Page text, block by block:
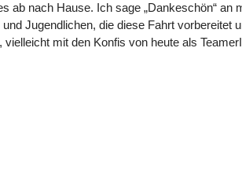
ab nach Hause. Ich sage „Dankeschön“ an
Jugendlichen, die diese Fahrt vorbereitet
mit den Konfis von heute als